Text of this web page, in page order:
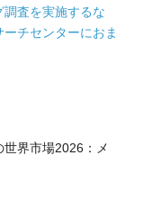
査を実施するな
チセンターにおま
界市場2026：メ